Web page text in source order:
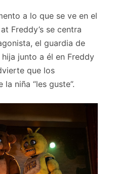
a lo que se ve en el
Freddy’s se centra
el guardia de
junto a él en Freddy
que los
niña “les guste”.